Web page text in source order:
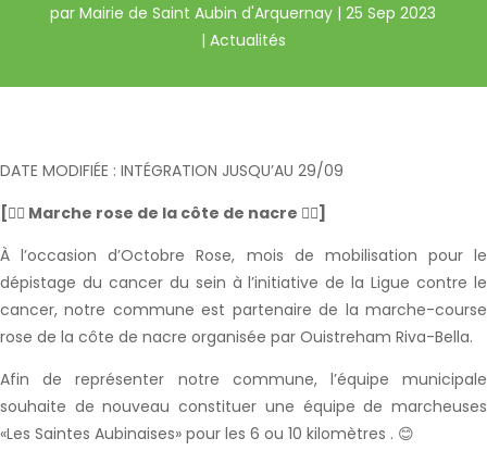
parMairie de Saint Aubin d'Arquernay |25 Sep 2023
| Actualités
DATE MODIFIÉE : INTÉGRATION JUSQU’AU 29/09
[🏃‍♀️ Marche rose de la côte de nacre 🏃‍♀️]
À l’occasion d’Octobre Rose, mois de mobilisation pour le
dépistage du cancer du sein à l’initiative de la Ligue contre le
cancer, notre commune est partenaire de la marche-course
rose de la côte de nacre organisée par Ouistreham Riva-Bella.
Afin de représenter notre commune, l’équipe municipale
souhaite de nouveau constituer une équipe de marcheuses
«Les Saintes Aubinaises» pour les 6 ou 10 kilomètres . 😊